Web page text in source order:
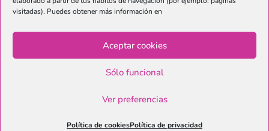
visitadas). Puedes obtener más información en
Aceptar cookies
Sólo funcional
Ver preferencias
Política de cookiesPolítica de privacidad
Graphenano.